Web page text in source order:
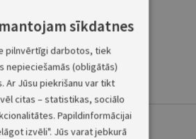
sīkdatnes
pilnvērtīgi darbotos, tiek
nepieciešamās (obligātās)
Ar Jūsu piekrišanu var tikt
citas – statistikas, sociālo
Papildinformācijai
izvēli". Jūs varat jebkurā